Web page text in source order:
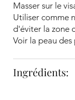
Masser sur le
Utiliser comme
d'éviter la zone
Voir la peau
Ingrédients: